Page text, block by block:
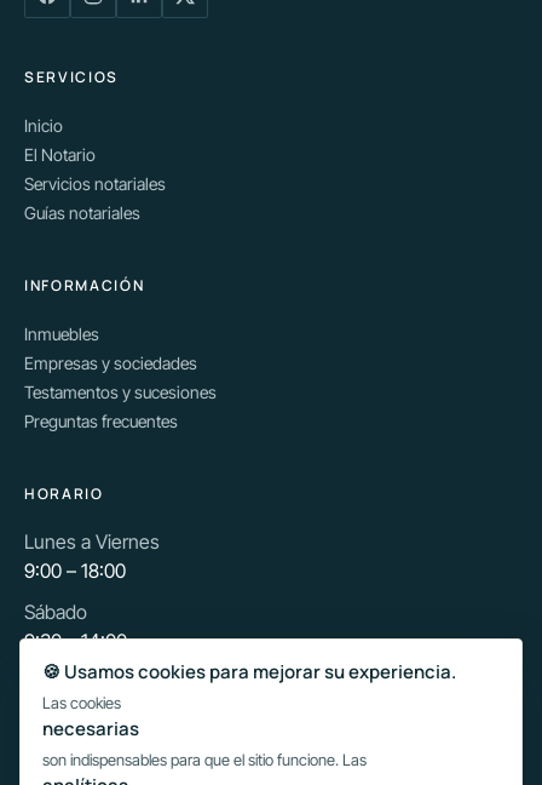
SERVICIOS
Inicio
El Notario
Servicios notariales
Guías notariales
INFORMACIÓN
Inmuebles
Empresas y sociedades
Testamentos y sucesiones
Preguntas frecuentes
HORARIO
Lunes a Viernes
9:00 – 18:00
Sábado
9:30 – 14:00
Escribir por WhatsApp
🍪 Usamos cookies para mejorar su experiencia.
Las cookies
necesarias
son indispensables para que el sitio funcione. Las